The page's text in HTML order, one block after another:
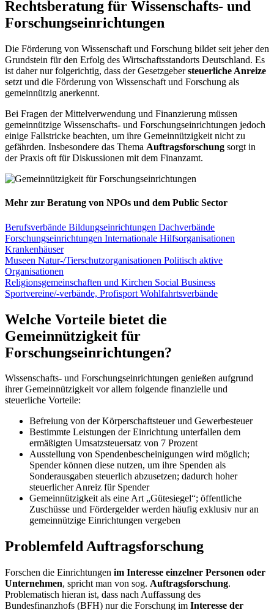
Rechtsberatung für Wissenschafts- und
Forschungseinrichtungen
Die Förderung von Wissenschaft und Forschung bildet seit jeher den
Grundstein für den Erfolg des Wirtschaftsstandorts Deutschland. Es
ist daher nur folgerichtig, dass der Gesetzgebersteuerliche Anreize
setzt und die Förderung von Wissenschaft und Forschung als
gemeinnützig anerkennt.
Bei Fragen der Mittelverwendung und Finanzierung müssen
gemeinnützige Wissenschafts- und Forschungseinrichtungen jedoch
einige Fallstricke beachten, um ihre Gemeinnützigkeit nicht zu
gefährden. Insbesondere das Thema Auftragsforschung sorgt in
der Praxis oft für Diskussionen mit dem Finanzamt.
Mehr zur Beratung von NPOs und dem Public Sector
Berufsverbände Bildungseinrichtungen Dachverbände
Forschungseinrichtungen Internationale Hilfsorganisationen
Krankenhäuser
Museen Natur-/Tierschutzorganisationen Politisch aktive
Organisationen
Religionsgemeinschaften und Kirchen Social Business
Sportvereine/-verbände, Profisport Wohlfahrtsverbände
Welche Vorteile bietet die
Gemeinnützigkeit für
Forschungseinrichtungen?
Wissenschafts- und Forschungseinrichtungen genießen aufgrund
ihrer Gemeinnützigkeit vor allem folgende finanzielle und
steuerliche Vorteile:
Befreiung von der Körperschaftsteuer und Gewerbesteuer
Bestimmte Leistungen der Einrichtung unterfallen dem
ermäßigten Umsatzsteuersatz von 7 Prozent
Ausstellung von Spendenbescheinigungen wird möglich;
Spender können diese nutzen, um ihre Spenden als
Sonderausgaben steuerlich abzusetzen; dadurch hoher
steuerlicher Anreiz für Spender
Gemeinnützigkeit als eine Art „Gütesiegel“; öffentliche
Zuschüsse und Fördergelder werden häufig exklusiv nur an
gemeinnützige Einrichtungen vergeben
Problemfeld Auftragsforschung
Forschen die Einrichtungen im Interesse einzelner Personen oder
Unternehmen, spricht man von sog. Auftragsforschung.
Problematisch hieran ist, dass nach Auffassung des
Bundesfinanzhofs (BFH) nur die Forschung im Interesse der